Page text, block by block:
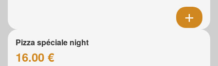
Pizza spéciale night
16.00 €